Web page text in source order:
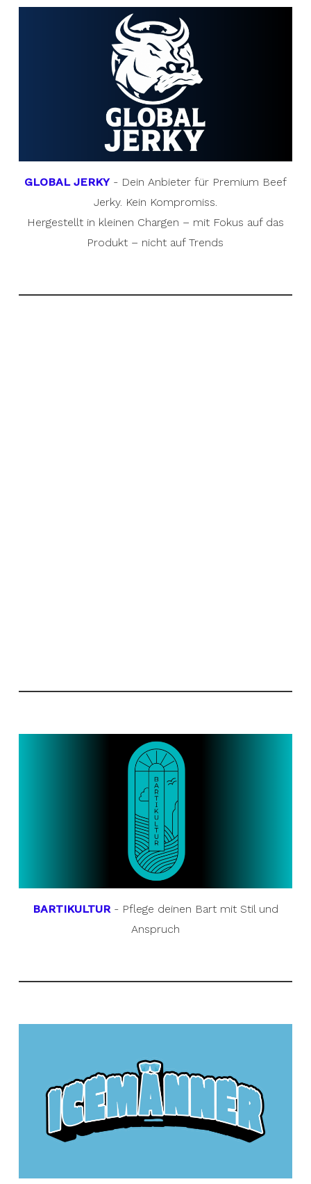
GLOBAL JERKY- Dein Anbieter für Premium Beef
Jerky. Kein Kompromiss.
Hergestellt in kleinen Chargen – mit Fokus auf das
Produkt – nicht auf Trends
BARTIKULTUR- Pflege deinen Bart mit Stil und
Anspruch